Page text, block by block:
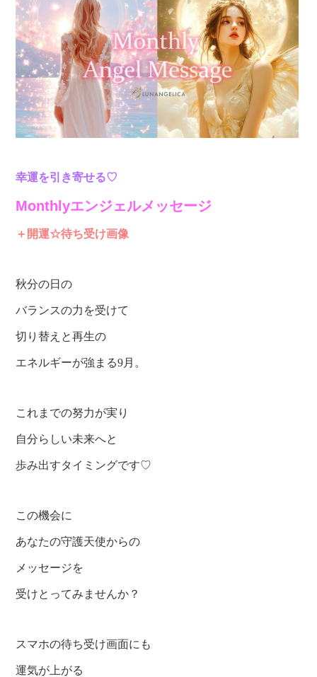
幸運を引き寄せる♡
Monthlyエンジェルメッセージ
＋開運☆待ち受け画像
秋分の日の
バランスの力を受けて
切り替えと再生の
エネルギーが強まる9月。
これまでの努力が実り
自分らしい未来へと
歩み出すタイミングです♡
この機会に
あなたの守護天使からの
メッセージを
受けとってみませんか？
スマホの待ち受け画面にも
運気が上がる